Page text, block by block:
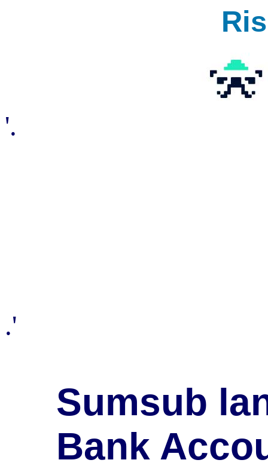
'.
.'
Sumsub
Bank